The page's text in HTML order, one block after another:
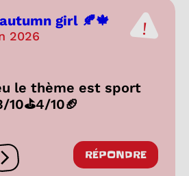
girl 🍂🍁
2026
le thème est sport
10⛳4/10🏈
Ouvrir les réactions
RÉPONDRE